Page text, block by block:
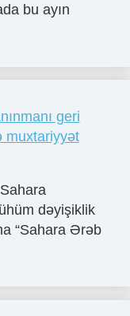
bu ayın
geri
muxtariyyǝt
dǝyişiklik
“Sahara Ərǝb